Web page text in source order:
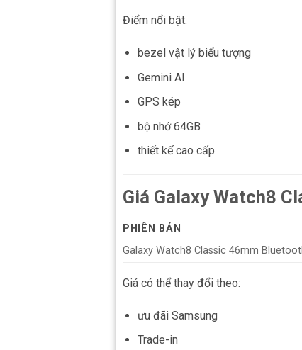
Điểm nổi bật:
bezel vật lý biểu tượng
Gemini AI
GPS kép
bộ nhớ 64GB
thiết kế cao cấp
Giá Galaxy Watch8
PHIÊN BẢN
Galaxy Watch8 Classic 46mm
Giá có thể thay đổi theo:
ưu đãi Samsung
Trade-in